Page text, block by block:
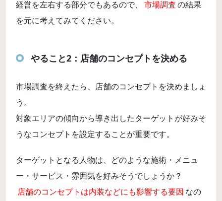
経営を左右する部分でもあるので、 市場調査の結果
を元に考えてみてください。
やること2：店舗のコンセプトを決める
市場調査を終えたら、店舗のコンセプトを決めましょ
う。
対象エリアの傾向から導き出したターゲットが好みそ
うなコンセプトを設定することが重要です。
ターゲットとなる人物は、どのような施術・メニュ
ー・サービス・雰囲気を好みそうでしょうか？
店舗のコンセプトは内装などにも影響する要因 なの